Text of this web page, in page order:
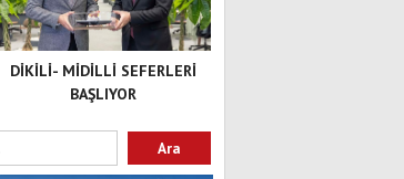
DİKİLİ- MİDİLLİ SEFERLERİ
BAŞLIYOR